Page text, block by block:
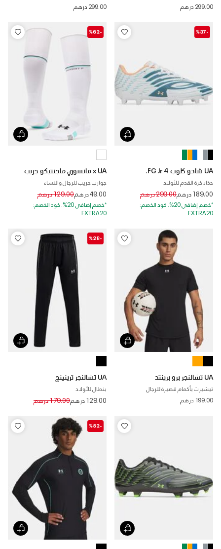
299.00 درهم
299.00 درهم
-%37
UA شادو كلوب 4 FG Jr.
حذاء كرة القدم للأولاد
189.00 درهم Price reduced from
299.00 درهم to
*خصم إضافي 20%. كود الخصم:
EXTRA20
-%62
x UA مانسوري ماجنتيكو جريب
جوارب جريب للرجال والنساء
49.00 درهم Price reduced from
129.00 درهم to
*خصم إضافي 20%. كود الخصم:
EXTRA20
UA تشالنجر برو برينتد
تيشيرت بأكمام قصيرة للرجال
199.00 درهم
-%28
UA تشالنجر ترينينج
بنطال للأولاد
129.00 درهم Price reduced from
179.00 درهم to
-%52